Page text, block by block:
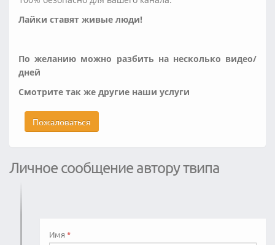
Лайки ставят живые люди!
По желанию можно разбить на несколько видео/
дней
Смотрите так же другие наши услуги
Пожаловаться
Личное сообщение автору твипа
Имя